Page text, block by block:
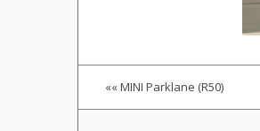
«« MINI Parklane (R50)